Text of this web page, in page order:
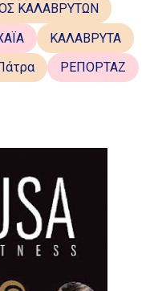
ΚΑΛΑΒΡΥΤΩΝ
ΚΑΛΑΒΡΥΤΑ
ΡΕΠΟΡΤΑΖ